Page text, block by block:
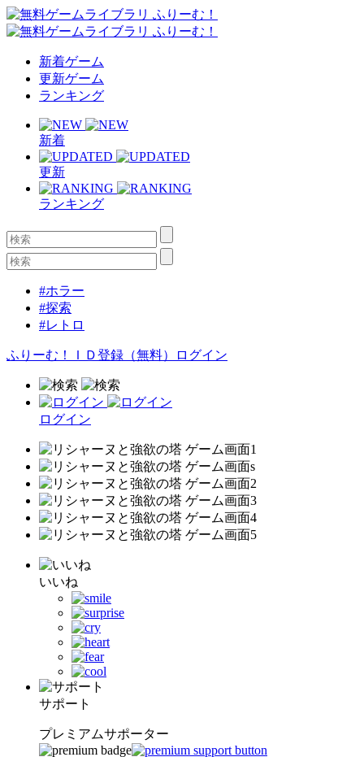
新着ゲーム
更新ゲーム
ランキング
新着
更新
ランキング
#ホラー
#探索
#レトロ
ふりーむ！ＩＤ登録（無料） ログイン
ログイン
いいね
サポート
プレミアムサポーター